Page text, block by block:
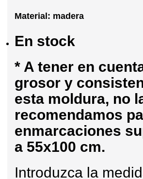
Material: madera
En stock
* A tener en
grosor y
esta moldura, no
recomendamos
enmarcaciones
a 55x100 cm.
Introduzca la